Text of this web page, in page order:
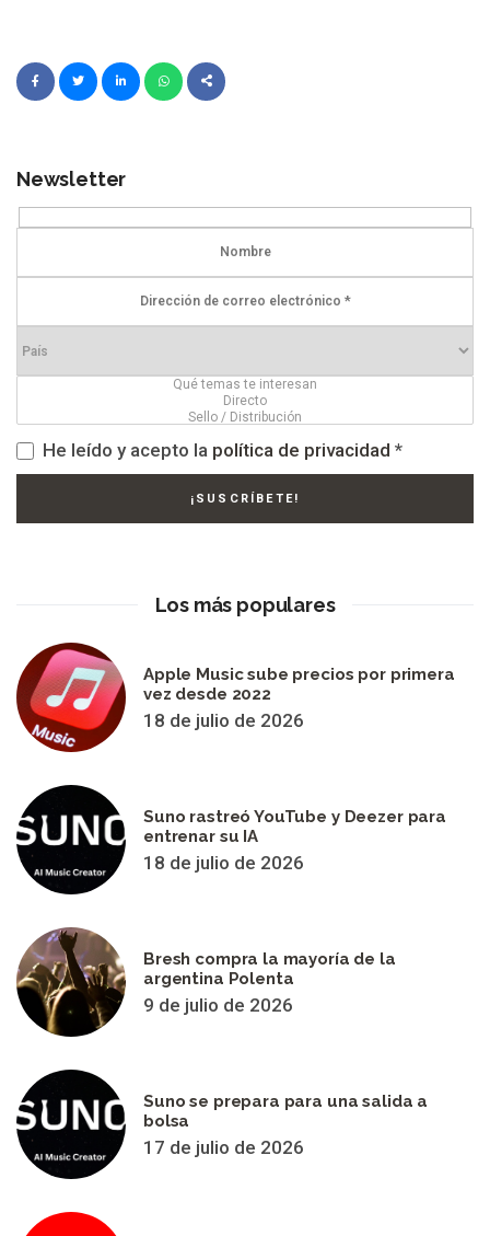
Newsletter
He leído y acepto la política de privacidad *
Los más populares
Apple Music sube precios por primera
vez desde 2022
18 de julio de 2026
Suno rastreó YouTube y Deezer para
entrenar su IA
18 de julio de 2026
Bresh compra la mayoría de la
argentina Polenta
9 de julio de 2026
Suno se prepara para una salida a
bolsa
17 de julio de 2026